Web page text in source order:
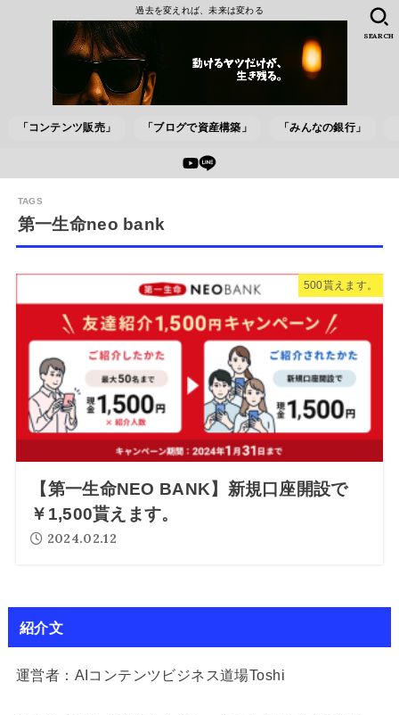
過去を変えれば、未来は変わる
「コンテンツ販売」 「ブログで資産構築」 「みんなの銀行」
SEARCH
第一生命neo bank
500貰えます。
【第一生命NEO BANK】新規口座開設で
￥1,500貰えます。
2024.02.12
紹介文
運営者：AIコンテンツビジネス道場Toshi